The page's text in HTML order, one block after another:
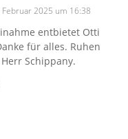
Februar 2025 um 16:38
entbietet Otti
für alles. Ruhen
Schippany.